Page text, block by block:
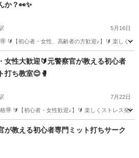
か？👀✨
5月16日
🔰【初心者・女性、高齢者の方歓迎♪】🔰 楽しく
スポーツ ミット
女性大歓迎🔰元警察官が教える初心者
打ち教室😊🥊
7月22日
🉐 🔰【初心者・女性歓迎♪】🔰 楽しくストレス発
スポーツ ミット
が教える初心者専門ミット打ちサーク